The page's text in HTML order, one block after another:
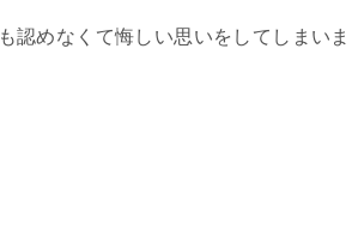
認めなくて悔しい思いをしてしまいま